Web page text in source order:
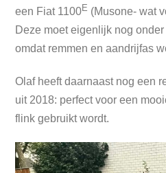
een Fiat 1100E (Musone- wat
Deze moet eigenlijk nog
omdat remmen en aandrijfas
Olaf heeft daarnaast nog een
uit 2018: perfect voor een
flink gebruikt wordt.